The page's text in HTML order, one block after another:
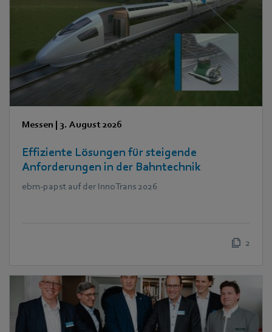
Messen | 3. August 2026
Effiziente Lösungen für steigende
Anforderungen in der Bahntechnik
ebm‑papst auf der InnoTrans 2026
2